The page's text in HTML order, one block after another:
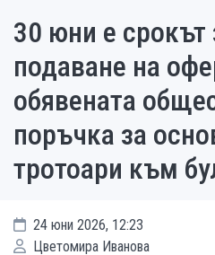
30 юни е срокът
подаване на
обявената
поръчка за
тротоари към
24 юни 2026, 12:23
Цветомира Иванова